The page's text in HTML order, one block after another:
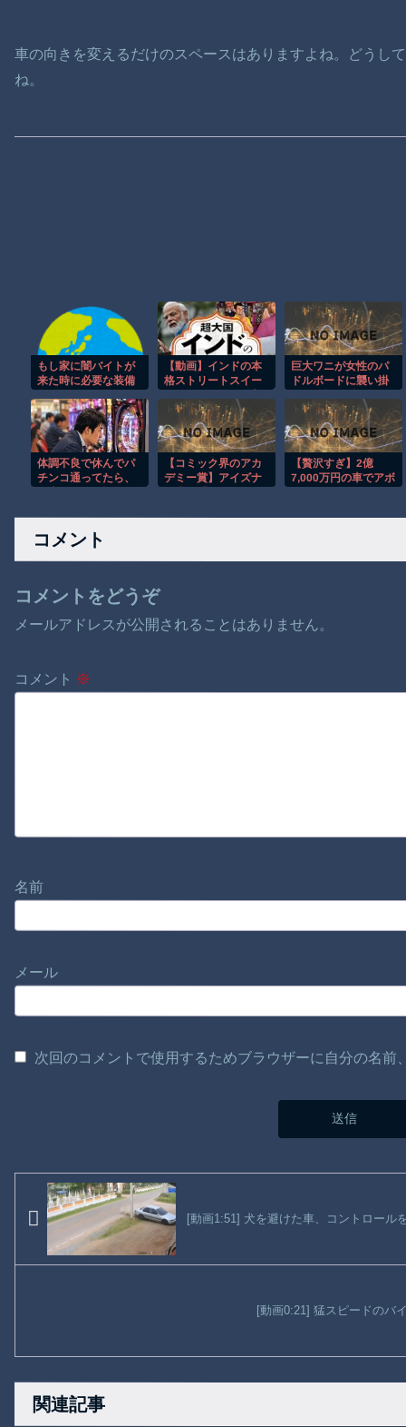
車の向きを変えるだけのスペースはありますよね。どうし
ね。
もし家に闇バイトが
来た時に必要な装備
【動画】インドの本
格ストリートスイー
味そうな雰囲気
巨大ワニが女性のパ
ドルボードに襲い掛
体調不良で休んでパ
チンコ通ってたら、
になった
【コミック界のアカ
デミー賞】アイズナ
の永井豪さん、 2024
「Dr.スランプ」「ド
【贅沢すぎ】2億
7,000万円の車でアボ
コメント
コメントをどうぞ
メールアドレスが公開されることはありません。
コメント ※
名前
メール
次回のコメントで使用するためブラウザーに自分の名
[動画1:51] 犬を避けた車、コントロール
[動画0:21] 猛スピードのバ
関連記事